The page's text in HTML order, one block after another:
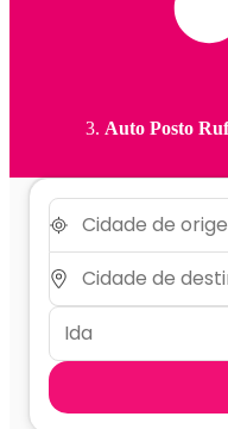
Auto Posto